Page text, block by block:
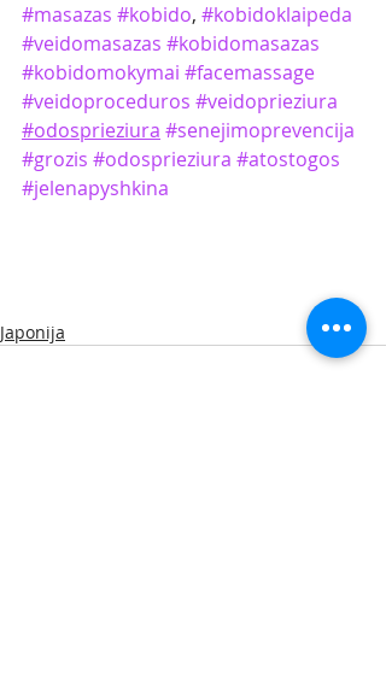
#masazas #kobido, #kobidoklaipeda
#veidomasazas #kobidomasazas
#kobidomokymai #facemassage
#veidoproceduros #veidoprieziura
#odosprieziura #senejimoprevencija
#grozis #odosprieziura #atostogos
#jelenapyshkina
Japonija